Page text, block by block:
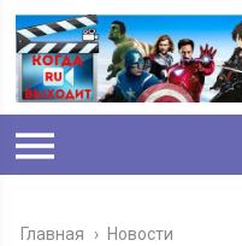
Главная › Новости